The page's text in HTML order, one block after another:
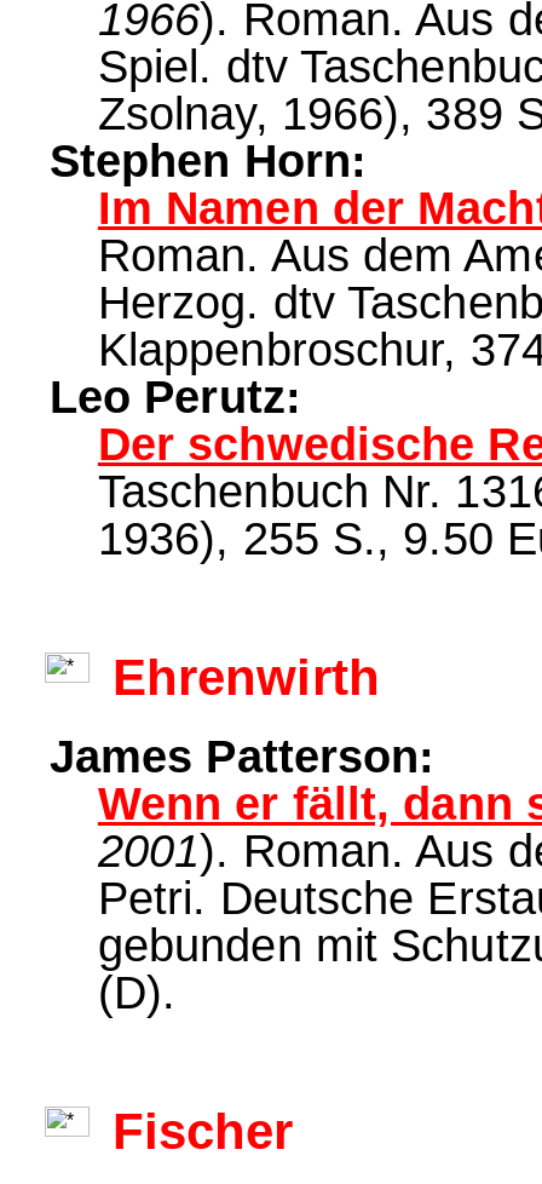
1966). Roman. Aus
Spiel. dtv
Zsolnay, 1966), 389
Stephen Horn:
Im Namen der
Roman. Aus dem
Herzog. dtv
Klappenbroschur,
Leo Perutz:
Der schwedische
Taschenbuch Nr.
1936), 255 S., 9.50
Ehrenwirth
James Patterson:
Wenn er fällt, dann
2001). Roman. Aus
Petri. Deutsche
gebunden mit
(D).
Fischer